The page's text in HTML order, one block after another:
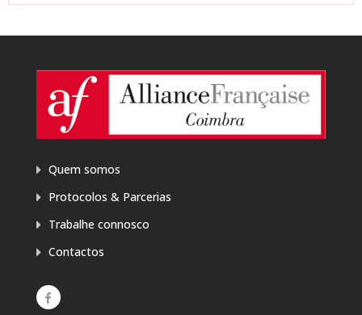
Quem somos
Protocolos & Parcerias
Trabalhe connosco
Contactos